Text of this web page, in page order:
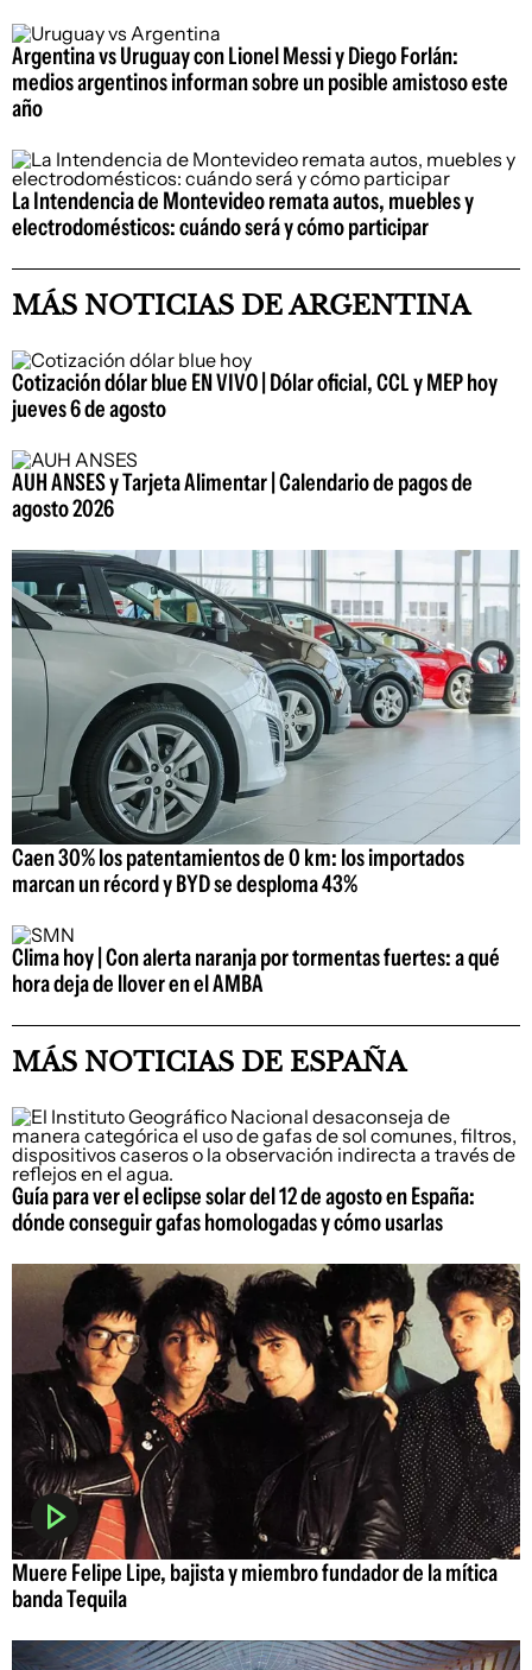
Argentina vs Uruguay con Lionel Messi y Diego Forlán:
medios argentinos informan sobre un posible amistoso este
año
La Intendencia de Montevideo remata autos, muebles y
electrodomésticos: cuándo será y cómo participar
MÁS NOTICIAS DE ARGENTINA
Cotización dólar blue EN VIVO | Dólar oficial, CCL y MEP hoy
jueves 6 de agosto
AUH ANSES y Tarjeta Alimentar | Calendario de pagos de
agosto 2026
Caen 30% los patentamientos de 0 km: los importados
marcan un récord y BYD se desploma 43%
Clima hoy | Con alerta naranja por tormentas fuertes: a qué
hora deja de llover en el AMBA
MÁS NOTICIAS DE ESPAÑA
Guía para ver el eclipse solar del 12 de agosto en España:
dónde conseguir gafas homologadas y cómo usarlas
Muere Felipe Lipe, bajista y miembro fundador de la mítica
banda Tequila